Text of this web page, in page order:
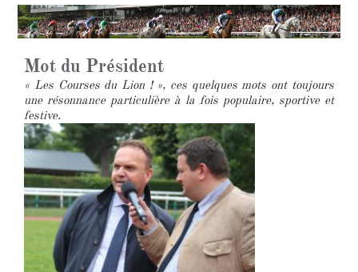
Mot du Président
« Les Courses du Lion ! », ces quelques mots ont toujours
une résonnance particulière à la fois populaire, sportive et
festive.